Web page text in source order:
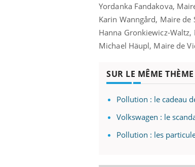
Yordanka Fandakova,
Karin Wanngård, Maire de
Hanna Gronkiewicz-Waltz,
Michael Häupl, Maire de
SUR LE MÊME THÈME
Pollution : le cadeau
Volkswagen : le
Pollution : les